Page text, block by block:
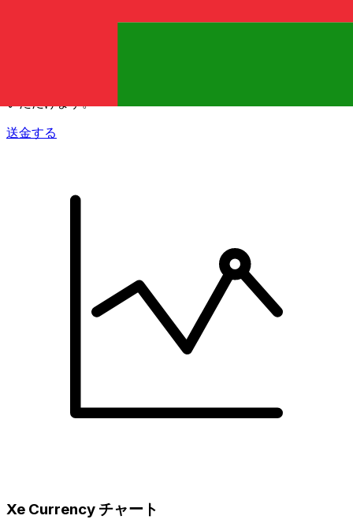
送金する
Xe Currency チャート